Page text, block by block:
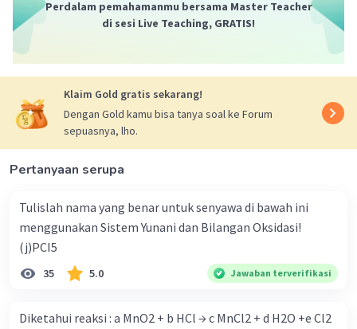
Iklan
C
Beri Rating·3.5
Perdalam pemahamanmu bersama Master Teacher
di sesi Live Teaching, GRATIS!
Klaim Gold gratis sekarang!
Dengan Gold kamu bisa tanya soal ke Forum
sepuasnya, lho.
Pertanyaan serupa
Tulislah nama yang benar untuk senyawa di bawah ini
menggunakan Sistem Yunani dan Bilangan Oksidasi!
(j)PCI5
35 5.0 Jawaban terverifikasi
Diketahui reaksi : a MnO2 + b HCl → c MnCl2 + d H2O +e Cl2